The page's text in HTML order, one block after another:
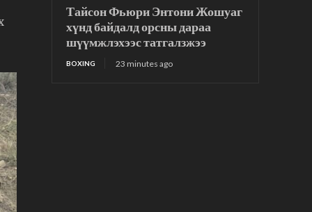
Тайсон Фьюри Энтони Жошуаг
хүнд байдалд орсны дараа
шүүмжлэхээс татгалзжээ
BOXING 23 minutes ago